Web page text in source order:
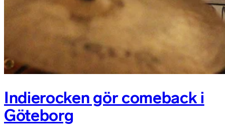
Indierocken gör comeback i
Göteborg